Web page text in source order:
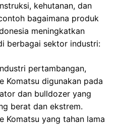
kehutanan, dan
bagaimana produk
meningkatkan
berbagai sektor industri:
pertambangan,
Komatsu digunakan pada
dan bulldozer yang
berat dan ekstrem.
Komatsu yang tahan lama